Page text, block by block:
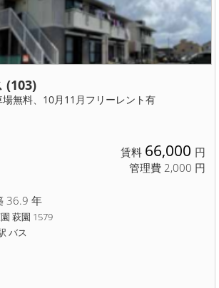
(103)
無料、10月11月フリーレント有
賃料 66,000 円
管理費 2,000 円
36.9 年
萩園 1579
バス